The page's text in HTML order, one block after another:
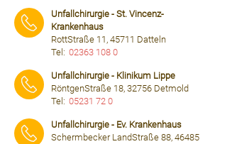
Unfallchirurgie - St. Vincenz-
Krankenhaus
RottStraße 11, 45711 Datteln
Tel: 02363 108 0
Unfallchirurgie - Klinikum Lippe
RöntgenStraße 18, 32756 Detmold
Tel: 05231 72 0
Unfallchirurgie - Ev. Krankenhaus
Schermbecker LandStraße 88, 46485